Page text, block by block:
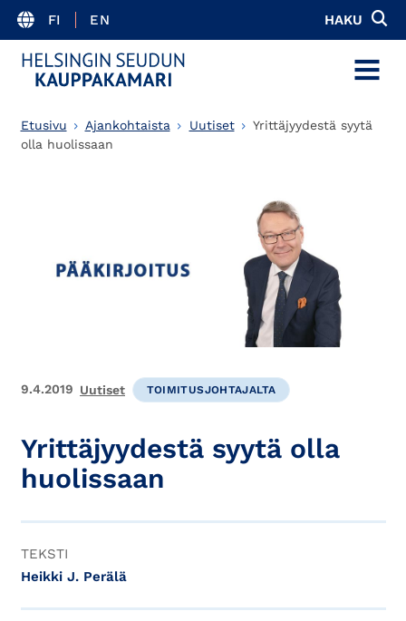
FI EN HAKU
MENU
Etusivu Ajankohtaista Uutiset
Yrittäjyydestä syytä
olla huolissaan
9.4.2019 Uutiset TOIMITUSJOHTAJALTA
Yrittäjyydestä syytä olla
huolissaan
TEKSTI
Heikki J. Perälä